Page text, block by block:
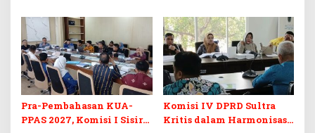
di Sultra
Ikuti Lomba Bola Gotong
Pra-Pembahasan KUA-
PPAS 2027, Komisi I Sisir
Komisi IV DPRD Sultra
Kritis dalam Harmonisasi